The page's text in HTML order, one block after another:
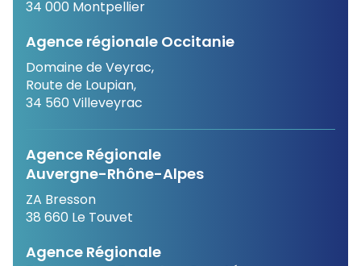
34 000 Montpellier
Agence régionale Occitanie
Domaine de Veyrac,
Route de Loupian,
34 560 Villeveyrac
Agence Régionale
Auvergne-Rhône-Alpes
ZA Bresson
38 660 Le Touvet
Agence Régionale